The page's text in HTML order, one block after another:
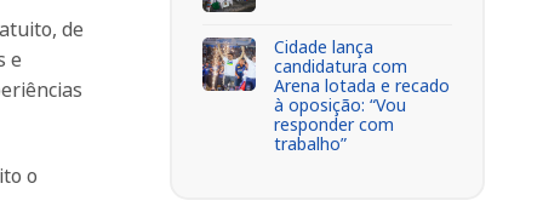
de
e
o
Cidade lança
candidatura com
Arena lotada e recado
à oposição: “Vou
responder com
trabalho”